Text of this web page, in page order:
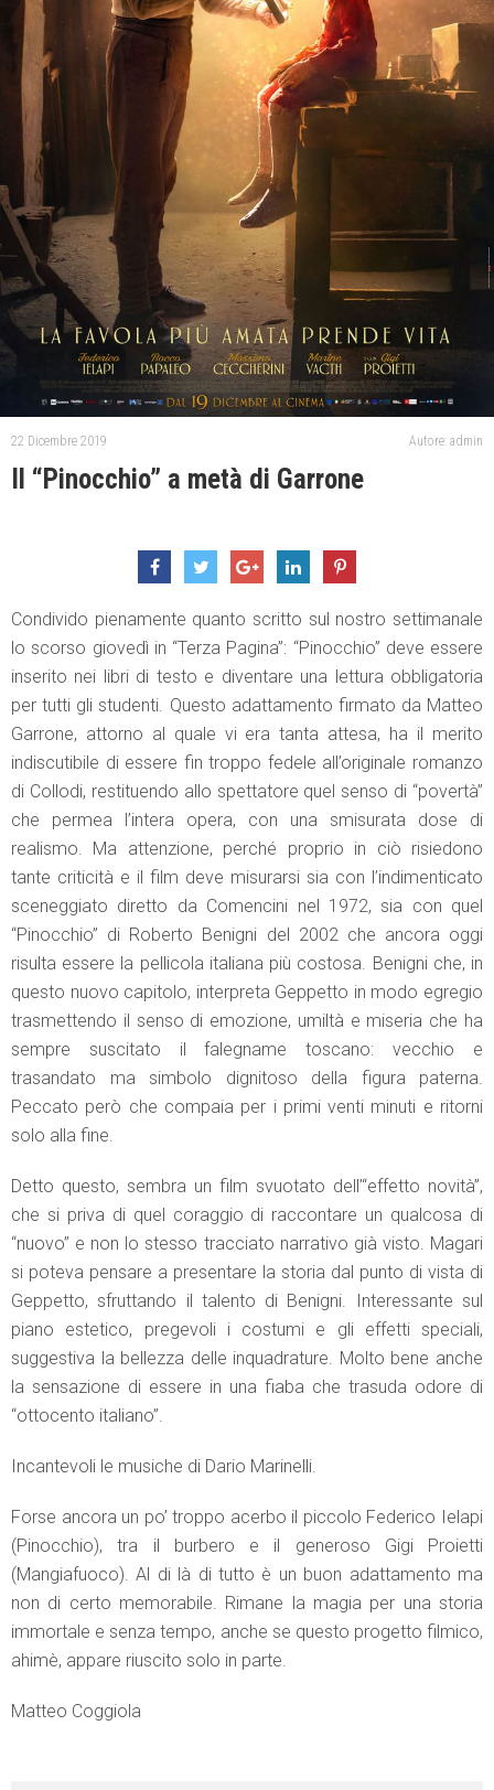
22 Dicembre 2019 Autore: admin
Il “Pinocchio” a metà di Garrone
Condivido pienamente quanto scritto sul nostro settimanale
lo scorso giovedì in “Terza Pagina”: “Pinocchio” deve essere
inserito nei libri di testo e diventare una lettura obbligatoria
per tutti gli studenti. Questo adattamento firmato da Matteo
Garrone, attorno al quale vi era tanta attesa, ha il merito
indiscutibile di essere fin troppo fedele all’originale romanzo
di Collodi, restituendo allo spettatore quel senso di “povertà”
che permea l’intera opera, con una smisurata dose di
realismo. Ma attenzione, perché proprio in ciò risiedono
tante criticità e il film deve misurarsi sia con l’indimenticato
sceneggiato diretto da Comencini nel 1972, sia con quel
“Pinocchio” di Roberto Benigni del 2002 che ancora oggi
risulta essere la pellicola italiana più costosa. Benigni che, in
questo nuovo capitolo, interpreta Geppetto in modo egregio
trasmettendo il senso di emozione, umiltà e miseria che ha
sempre suscitato il falegname toscano: vecchio e
trasandato ma simbolo dignitoso della figura paterna.
Peccato però che compaia per i primi venti minuti e ritorni
solo alla fine.
Detto questo, sembra un film svuotato dell’“effetto novità”,
che si priva di quel coraggio di raccontare un qualcosa di
“nuovo” e non lo stesso tracciato narrativo già visto. Magari
si poteva pensare a presentare la storia dal punto di vista di
Geppetto, sfruttando il talento di Benigni. Interessante sul
piano estetico, pregevoli i costumi e gli effetti speciali,
suggestiva la bellezza delle inquadrature. Molto bene anche
la sensazione di essere in una fiaba che trasuda odore di
“ottocento italiano”.
Incantevoli le musiche di Dario Marinelli.
Forse ancora un po’ troppo acerbo il piccolo Federico Ielapi
(Pinocchio), tra il burbero e il generoso Gigi Proietti
(Mangiafuoco). Al di là di tutto è un buon adattamento ma
non di certo memorabile. Rimane la magia per una storia
immortale e senza tempo, anche se questo progetto filmico,
ahimè, appare riuscito solo in parte.
Matteo Coggiola